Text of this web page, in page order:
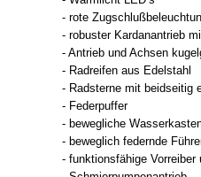
- rote
- robuster Kardanantrieb
- Antrieb und Achsen
- Radreifen aus Edelstahl
- Radsterne mit beidseitig
- Federpuffer
- bewegliche
- beweglich federnde
- funktionsfähige